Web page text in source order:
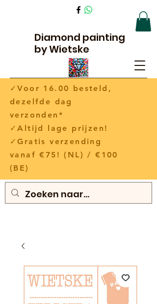
Diamond painting
by Wietske
✓Voor 16.00 besteld,
dezelfde dag
verzonden*
✓Altijd lage prijzen!
✓Gratis verzending
vanaf €75! (NL) / €100
(BE)